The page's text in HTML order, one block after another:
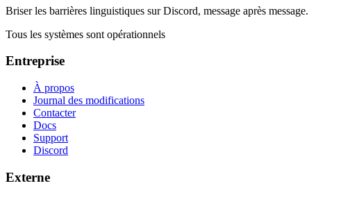
Briser les barrières linguistiques sur Discord, message après message.
Tous les systèmes sont opérationnels
Entreprise
À propos
Journal des modifications
Contacter
Docs
Support
Discord
Externe